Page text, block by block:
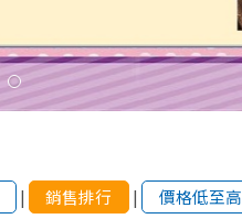
| 銷售排行 | 價格低至高